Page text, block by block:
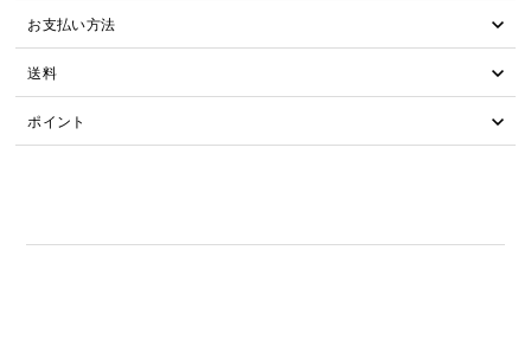
お支払い方法
送料
ポイント